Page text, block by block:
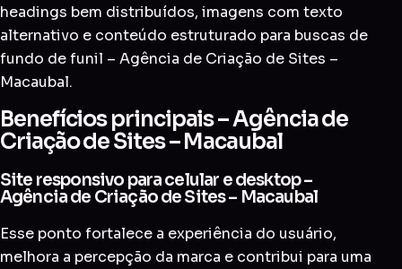
headings bem distribuídos, imagens com texto
alternativo e conteúdo estruturado para buscas de
fundo de funil – Agência de Criação de Sites –
Macaubal.
Benefícios principais – Agência de
Criação de Sites – Macaubal
Site responsivo para celular e desktop –
Agência de Criação de Sites – Macaubal
Esse ponto fortalece a experiência do usuário,
melhora a percepção da marca e contribui para uma